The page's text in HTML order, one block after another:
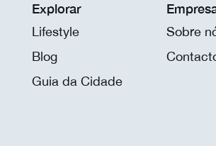
Explorar
Lifestyle
Blog
Guia da Cidade
Sobre